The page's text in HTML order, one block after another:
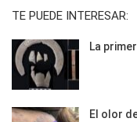
TE PUEDE INTERESAR:
La
El olor